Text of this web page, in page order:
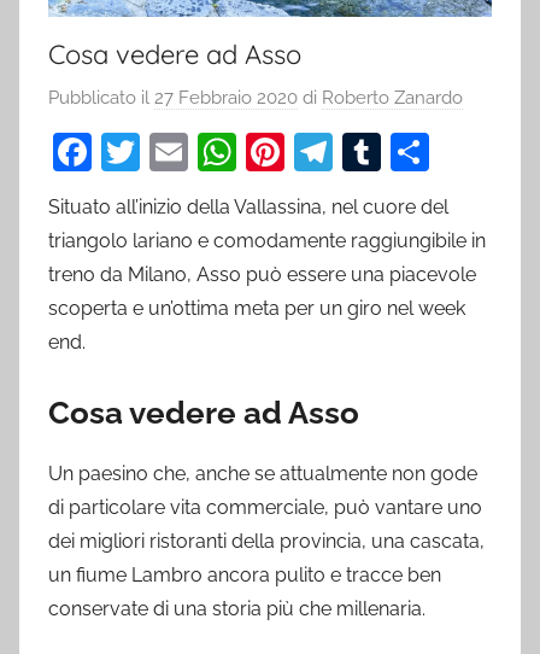
Cosa vedere ad Asso
Pubblicato il 27 Febbraio 2020 di Roberto Zanardo
F
a
c
e
b
k
T
w
itt
er
E
m
ai
l
W
h
at
s
A
Pi
nt
er
e
st
T
el
e
gr
a
T
m
bl
r
o
n
di
vi
Situato all’inizio della Vallassina, nel cuore del
triangolo lariano e comodamente raggiungibile in
treno da Milano, Asso può essere una piacevole
scoperta e un’ottima meta per un giro nel week
end.
Cosa vedere ad Asso
Un paesino che, anche se attualmente non gode
di particolare vita commerciale, può vantare uno
dei migliori ristoranti della provincia, una cascata,
un fiume Lambro ancora pulito e tracce ben
conservate di una storia più che millenaria.